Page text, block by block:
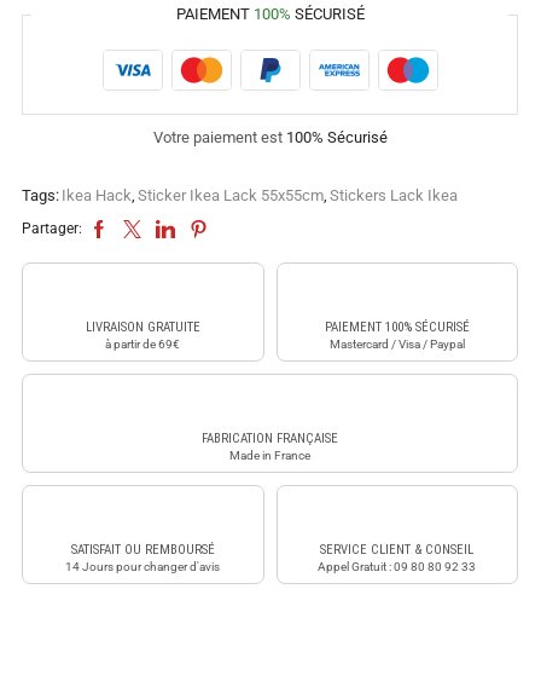
PAIEMENT 100% SÉCURISÉ
Votre paiement est 100% Sécurisé
Tags: Ikea Hack, Sticker Ikea Lack 55x55cm, Stickers Lack Ikea
Partager:
LIVRAISON GRATUITE
à partir de 69€
PAIEMENT 100% SÉCURISÉ
Mastercard / Visa / Paypal
FABRICATION FRANÇAISE
Made in France
SATISFAIT OU REMBOURSÉ
14 Jours pour changer d'avis
SERVICE CLIENT & CONSEIL
Appel Gratuit : 09 80 80 92 33